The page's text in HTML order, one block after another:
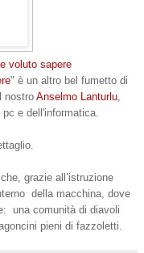
voluto sapere
" è un altro bel fumetto di
nostroAnselmo Lanturlu,
e dell'informatica.
grazie all’istruzione
della macchina, dove
una comunità di diavoli
pieni di fazzoletti.